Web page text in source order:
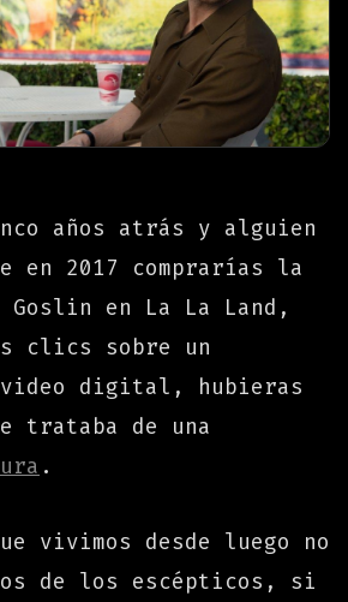
años atrás y alguien
2017 comprarías la
Goslin en La La Land,
clics sobre un
video digital, hubieras
trataba de una
.
vivimos desde luego no
de los escépticos, si